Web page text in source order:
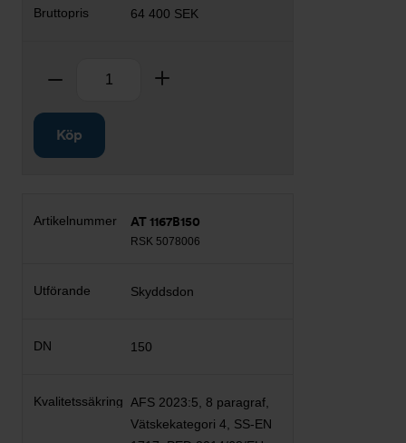
64 400 SEK
Ta bort
Köp
AT 1167B150
RSK 5078006
Skyddsdon
150
AFS 2023:5, 8 paragraf,
Vätskekategori 4, SS-EN